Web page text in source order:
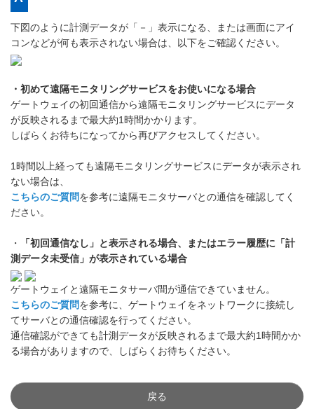
下図のように計測データが「－」表示になる、または画面にアイ
コンなどが何も表示されない場合は、以下をご確認ください。
・初めて遠隔モニタリングサービスをお使いになる場合
ゲートウェイの初回通信から遠隔モニタリングサービスにデータ
が反映されるまで最大約1時間かかります。
しばらくお待ちになってから再びアクセスしてください。
1時間以上経っても遠隔モニタリングサービスにデータが表示され
ない場合は、
こちらのご質問を参考に遠隔モニタサーバとの通信を確認してく
ださい。
・
「初回通信なし」と表示される場合、またはエラー履歴に「計
測データ未受信」が表示されている場合
ゲートウェイと遠隔モニタサーバ間が通信できていません。
こちらのご質問を参考に、ゲートウェイをネットワークに接続し
てサーバとの通信確認を行ってください。
通信確認ができても計測データが反映されるまで最大約1時間かか
る場合がありますので、しばらくお待ちください。
戻る